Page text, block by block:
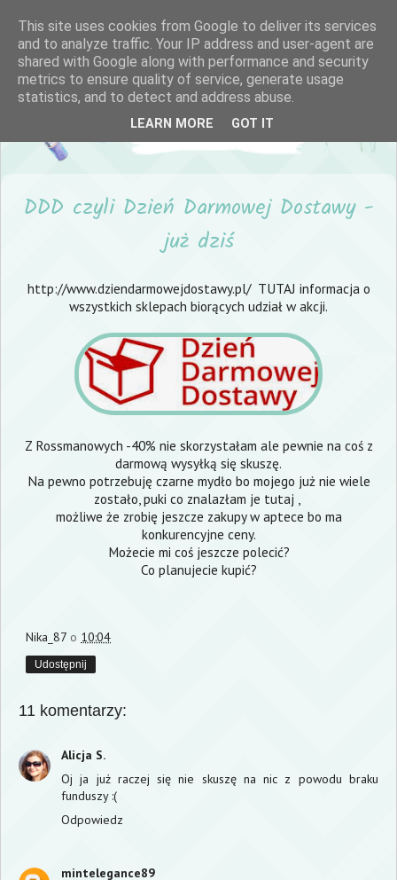
DDD czyli Dzień Darmowej Dostawy -
już dziś
http://www.dziendarmowejdostawy.pl/TUTAJ informacja o
wszystkich sklepach biorących udział w akcji.
Z Rossmanowych -40% nie skorzystałam ale pewnie na coś z
darmową wysyłką się skuszę.
Na pewno potrzebuję czarne mydło bo mojego już nie wiele
zostało, puki co znalazłam je tutaj ,
możliwe że zrobię jeszcze zakupy w aptece bo ma
konkurencyjne ceny.
Możecie mi coś jeszcze polecić?
Co planujecie kupić?
Nika_87 o 10:04
Udostępnij
11 komentarzy:
Alicja S.
Oj ja już raczej się nie skuszę na nic z powodu braku
funduszy :(
Odpowiedz
mintelegance89
This site uses cookies from Google to deliver its services
and to analyze traffic. Your IP address and user-agent are
shared with Google along with performance and security
metrics to ensure quality of service, generate usage
statistics, and to detect and address abuse.
LEARN MORE GOT IT